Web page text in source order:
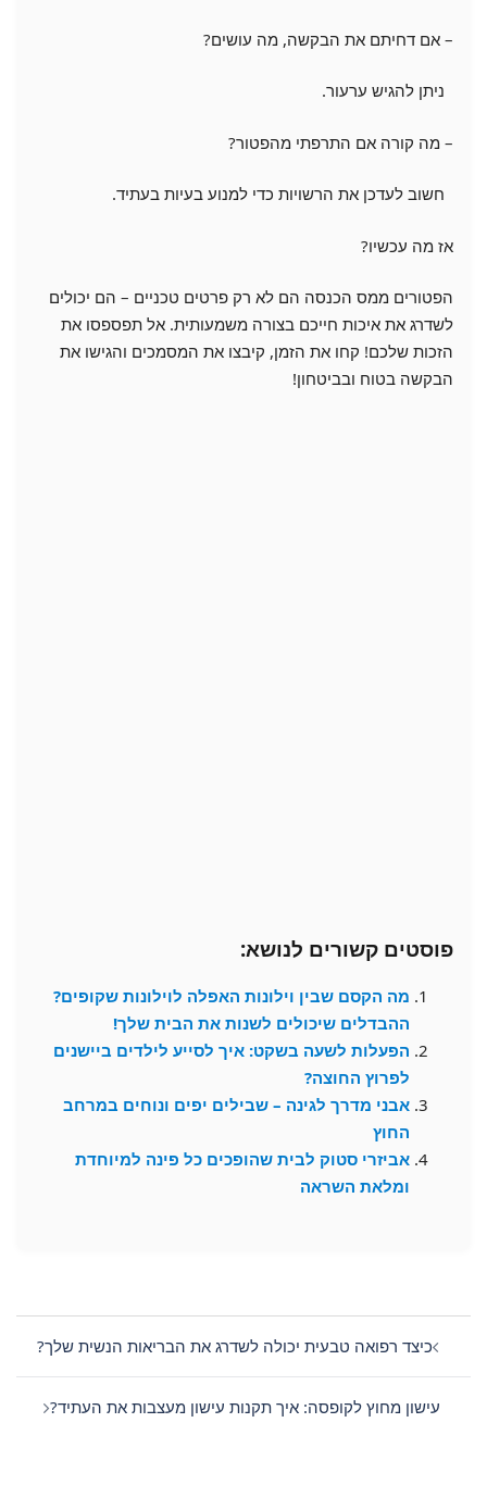
– אם דחיתם את הבקשה, מה עושים?
ניתן להגיש ערעור.
– מה קורה אם התרפתי מהפטור?
חשוב לעדכן את הרשויות כדי למנוע בעיות בעתיד.
אז מה עכשיו?
הפטורים ממס הכנסה הם לא רק פרטים טכניים – הם יכולים
לשדרג את איכות חייכם בצורה משמעותית. אל תפספסו את
הזכות שלכם! קחו את הזמן, קיבצו את המסמכים והגישו את
הבקשה בטוח ובביטחון!
פוסטים קשורים לנושא:
מה הקסם שבין וילונות האפלה לוילונות שקופים?
ההבדלים שיכולים לשנות את הבית שלך!
הפעלות לשעה בשקט: איך לסייע לילדים ביישנים
לפרוץ החוצה?
אבני מדרך לגינה – שבילים יפים ונוחים במרחב
החוץ
אביזרי סטוק לבית שהופכים כל פינה למיוחדת
ומלאת השראה
navigation
כיצד רפואה טבעית יכולה לשדרג את הבריאות הנשית שלך?
עישון מחוץ לקופסה: איך תקנות עישון מעצבות את העתיד?